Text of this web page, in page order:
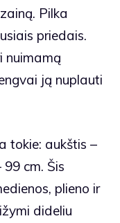
Pilka
priedais.
nuimamą
ją nuplauti
tokie: aukštis –
cm. Šis
plieno ir
dideliu